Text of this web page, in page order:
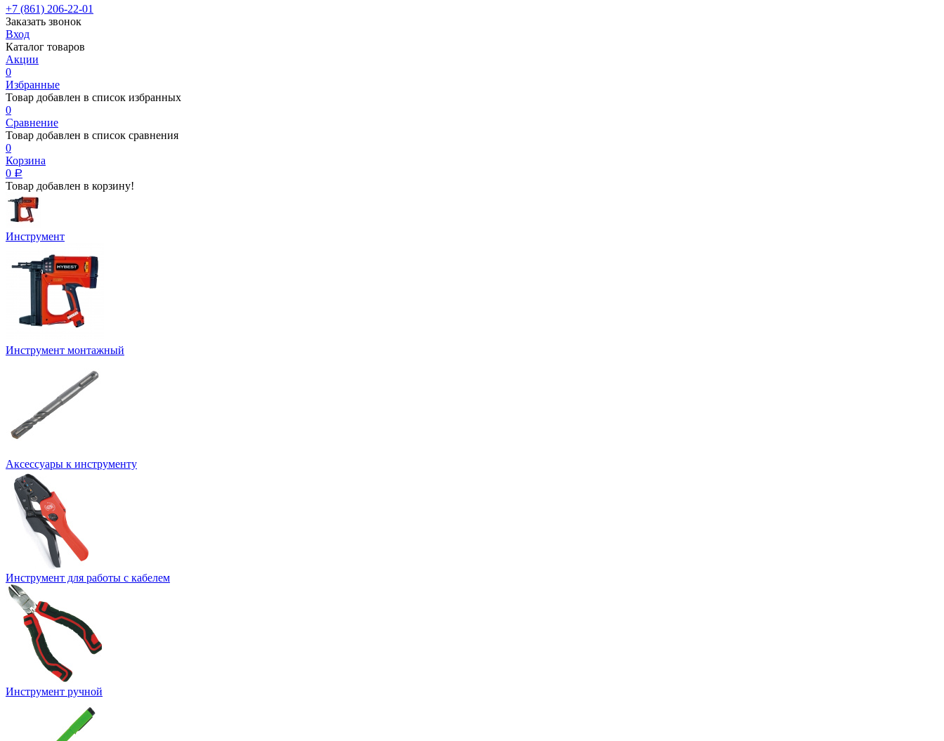
+7 (861) 206-22-01
Заказать звонок
Вход
Каталог товаров
Акции
0
Избранные
Товар добавлен в список избранных
0
Сравнение
Товар добавлен в список сравнения
0
Корзина
0 Р
Товар добавлен в корзину!
Инструмент
Инструмент монтажный
Аксессуары к инструменту
Инструмент для работы с кабелем
Инструмент ручной